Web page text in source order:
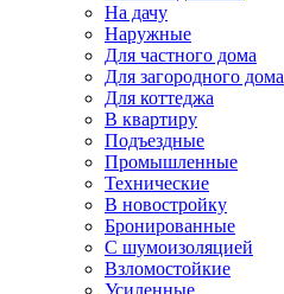
На дачу
Наружные
Для частного дома
Для загородного дома
Для коттеджа
В квартиру
Подъездные
Промышленные
Технические
В новостройку
Бронированные
С шумоизоляцией
Взломостойкие